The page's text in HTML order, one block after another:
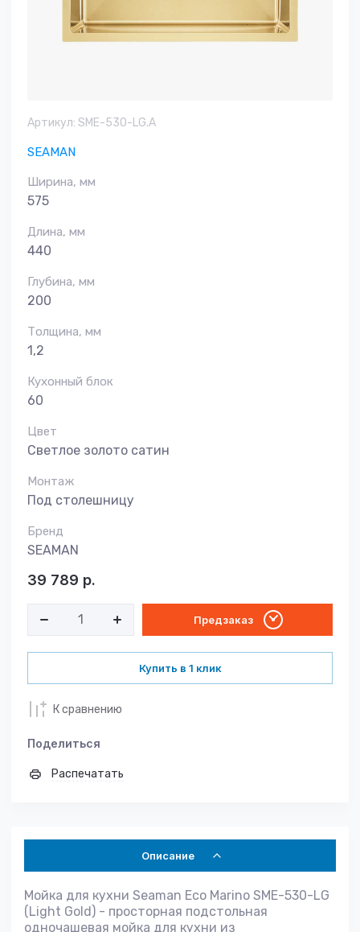
Артикул: SME-530-LG.A
SEAMAN
Ширина, мм
575
Длина, мм
440
Глубина, мм
200
Толщина, мм
1,2
Кухонный блок
60
Цвет
Светлое золото сатин
Монтаж
Под столешницу
Бренд
SEAMAN
39 789 р.
Предзаказ
Купить в 1 клик
К сравнению
Поделиться
Распечатать
Описание
Мойка для кухни Seaman Eco Marino SME-530-LG
(Light Gold) - просторная подстольная
одночашевая мойка для кухни из